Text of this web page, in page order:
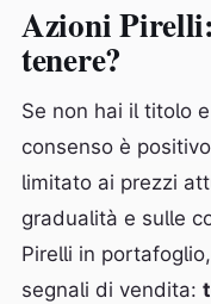
Azioni
tenere?
Se non hai il titolo
consenso è
limitato ai prezzi
gradualità e sulle
Pirelli in
segnali di vendita: